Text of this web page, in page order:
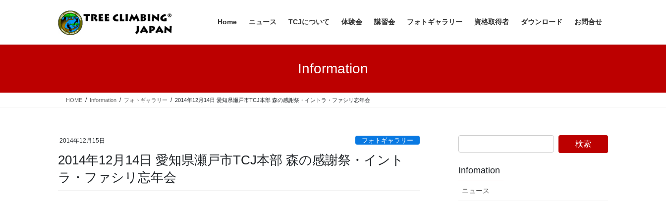
ツ
シ
Home ニュース TCJについて 体験会 講習会 フォトギャラリー 資格取得者 ダウンロード お問合せ
Information
HOME Information フォトギャラリー 2014年12月14日 愛知県瀬戸市TCJ本部 森の感謝祭・イントラ・ファシリ忘年会
2014年12月15日 フォトギャラリー
2014年12月14日 愛知県瀬戸市TCJ本部 森の感謝祭・イント
ラ・ファシリ忘年会
Infomation
ニュース